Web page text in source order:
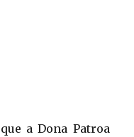
a Dona Patroa